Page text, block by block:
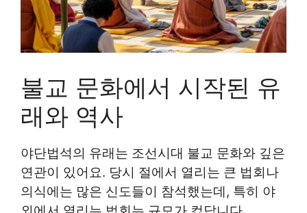
불교 문화에서 시작된 유
래와 역사
야단법석의 유래는 조선시대 불교 문화와 깊은
연관이 있어요. 당시 절에서 열리는 큰 법회나
의식에는 많은 신도들이 참석했는데, 특히 야